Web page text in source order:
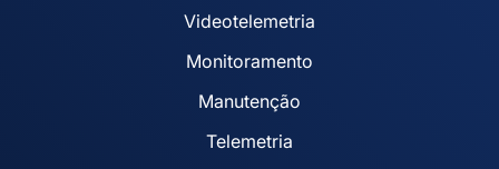
Videotelemetria
Monitoramento
Manutenção
Telemetria